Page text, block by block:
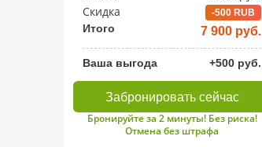
Скидка
-500 RUB
Итого 7 900 руб.
Ваша выгода +500 руб.
Забронировать сейчас
Бронируйте за 2 минуты! Без риска!
Отмена без штрафа